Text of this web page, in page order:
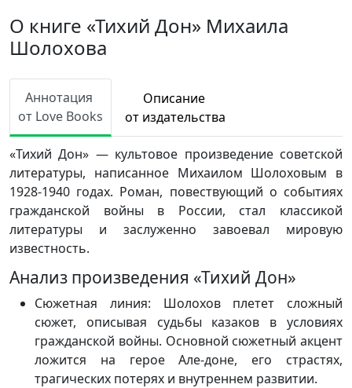
О книге «Тихий Дон» Михаила
Шолохова
Аннотация
от Love Books
Описание
от издательства
«Тихий Дон» — культовое произведение советской
литературы, написанное Михаилом Шолоховым в
1928-1940 годах. Роман, повествующий о событиях
гражданской войны в России, стал классикой
литературы и заслуженно завоевал мировую
известность.
Анализ произведения «Тихий Дон»
Сюжетная линия: Шолохов плетет сложный
сюжет, описывая судьбы казаков в условиях
гражданской войны. Основной сюжетный акцент
ложится на герое Але-доне, его страстях,
трагических потерях и внутреннем развитии.